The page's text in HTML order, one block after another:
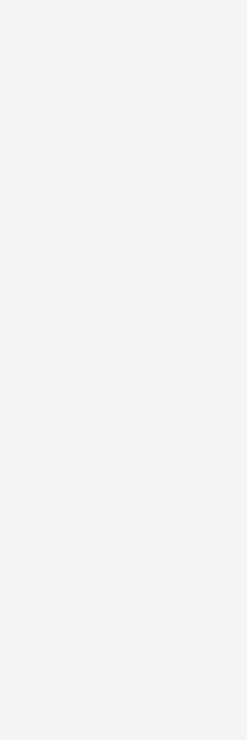
126 g/km; CO₂-
127 g/km; CO₂-
121 g/km; CO2-
121 g/km; CO2-
132 g/km; CO2-
131 g/km; CO2-